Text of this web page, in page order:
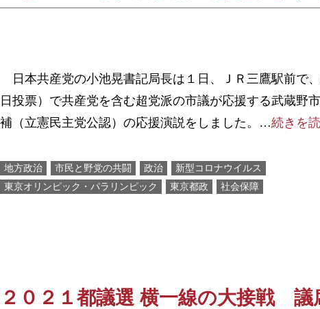
日本共産党の小池晃書記局長は１日、ＪＲ三鷹駅前で
日投票）で共産党を含む超党派の市議が応援する武蔵野
補（立憲民主党公認）の応援演説をしました。…続きを
地方政治 市民と野党の共闘 政治
新型コロナウイルス
東京オリンピック・パラリンピック
東京都政 社会保障
２０２１都議選 横一線の大接戦